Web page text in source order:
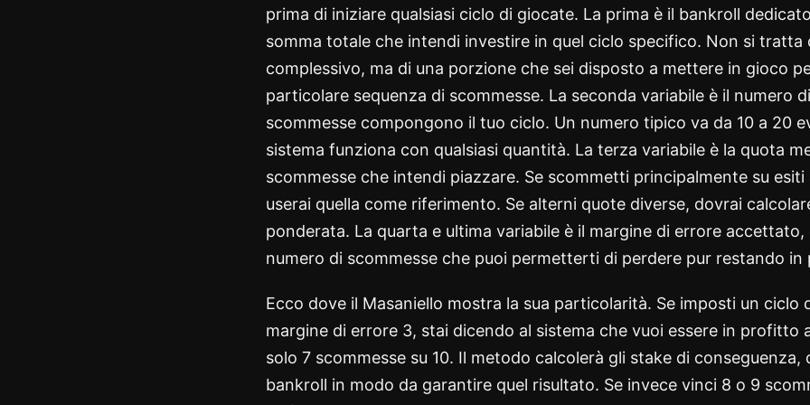
prima di iniziare qualsiasi ciclo di giocate. La prima è il bankroll
somma totale che intendi investire in quel ciclo specifico. Non si tratta
complessivo, ma di una porzione che sei disposto a mettere in gioco
particolare sequenza di scommesse. La seconda variabile è il numero
scommesse compongono il tuo ciclo. Un numero tipico va da 10 a 20
sistema funziona con qualsiasi quantità. La terza variabile è la quota
scommesse che intendi piazzare. Se scommetti principalmente su esiti
userai quella come riferimento. Se alterni quote diverse, dovrai
ponderata. La quarta e ultima variabile è il margine di errore accettato,
numero di scommesse che puoi permetterti di perdere pur restando
Ecco dove il Masaniello mostra la sua particolarità. Se imposti un ciclo
margine di errore 3, stai dicendo al sistema che vuoi essere in profitto
solo 7 scommesse su 10. Il metodo calcolerà gli stake di conseguenza,
bankroll in modo da garantire quel risultato. Se invece vinci 8 o 9